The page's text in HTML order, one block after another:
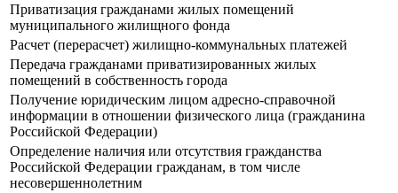
Приватизация гражданами жилых помещений
муниципального жилищного фонда
Расчет (перерасчет) жилищно-коммунальных платежей
Передача гражданами приватизированных жилых
помещений в собственность города
Получение юридическим лицом адресно-справочной
информации в отношении физического лица (гражданина
Российской Федерации)
Определение наличия или отсутствия гражданства
Российской Федерации гражданам, в том числе
несовершеннолетним